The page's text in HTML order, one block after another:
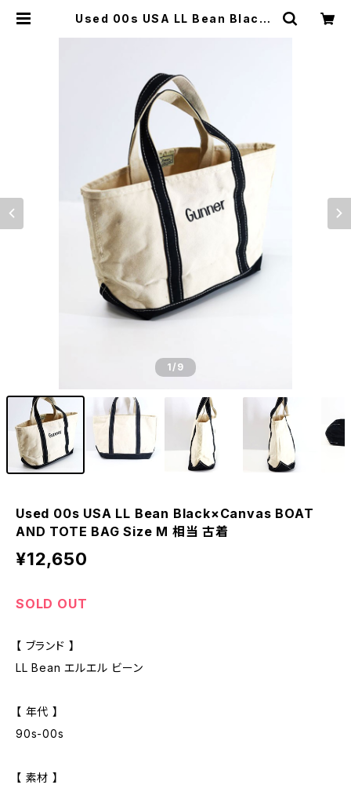
Used 00s USA LL Bean Black×
1/9
Used 00s USA LL Bean Black×Canvas BOAT
AND TOTE BAG Size M 相当 古着
¥12,650
SOLD OUT
【 ブランド 】
LL Bean エルエル ビーン
【 年代 】
90s-00s
【 素材 】